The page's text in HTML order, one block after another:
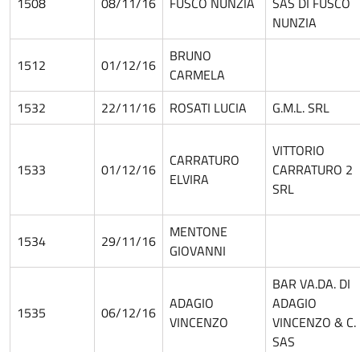
NUNZIA
1512 01/12/16
BRUNO
CARMELA
1532
22/11/16 ROSATI LUCIA G.M.L. SRL
1533 01/12/16
CARRATURO
ELVIRA
VITTORIO
CARRATURO 2
SRL
1534 29/11/16
MENTONE
GIOVANNI
1535 06/12/16
ADAGIO
VINCENZO
BAR VA.DA. DI
ADAGIO
VINCENZO & C.
SAS